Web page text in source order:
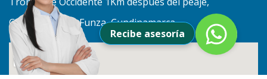
Costado Norte. Funza, Cundinamarca
Recibe asesoría